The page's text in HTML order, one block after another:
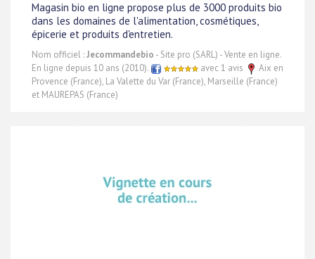
Magasin bio en ligne propose plus de 3000 produits bio
dans les domaines de l'alimentation, cosmétiques,
épicerie et produits d'entretien.
Nom officiel :Jecommandebio - Site pro (SARL) - Vente en ligne.
En ligne depuis 10 ans (2010).
avec 1 avis
Aix en
Provence (France), La Valette du Var (France), Marseille (France)
et MAUREPAS (France)